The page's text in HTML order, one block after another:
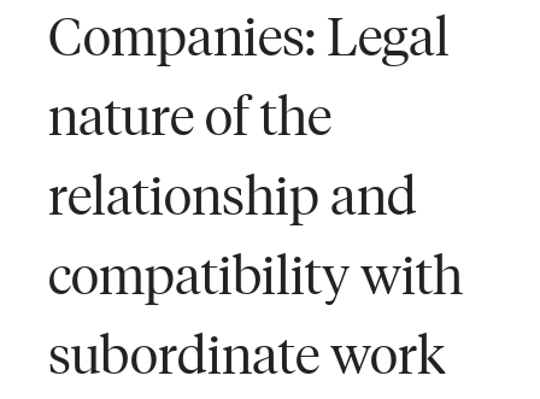
Companies: Legal
nature of the
relationship and
compatibility with
subordinate work